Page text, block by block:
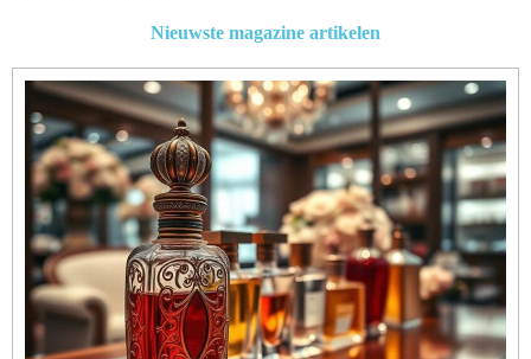
Nieuwste magazine artikelen